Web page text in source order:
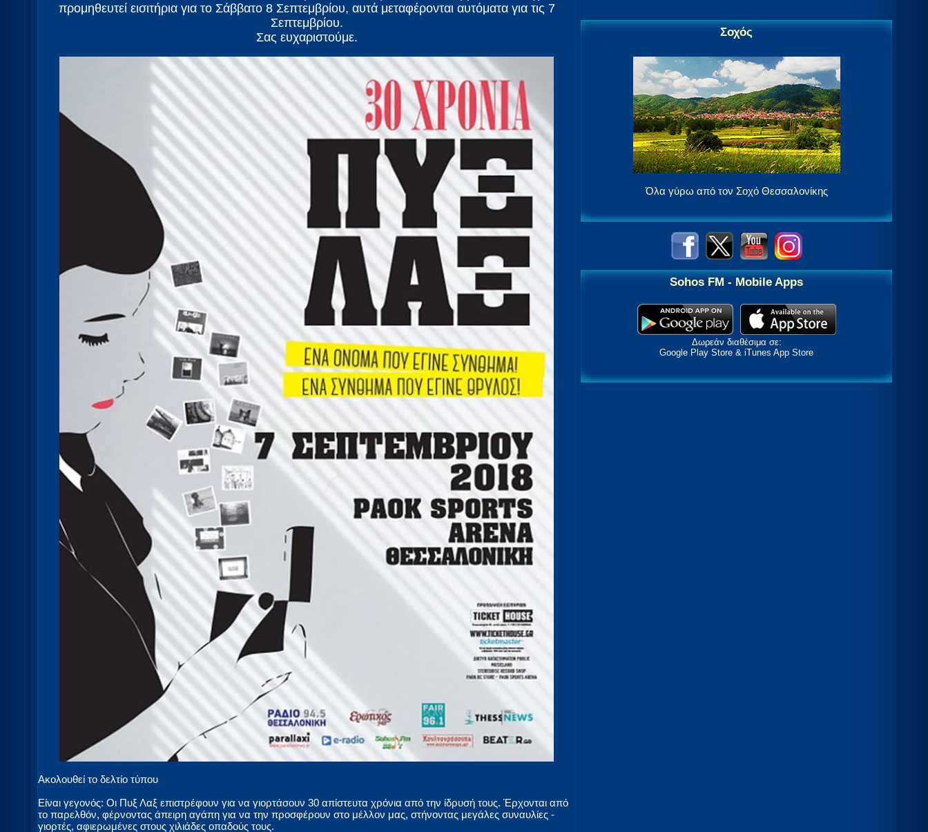
προμηθευτεί εισιτήρια για το Σάββατο 8 Σεπτεμβρίου, αυτά μεταφέρονται αυτόματα για τις 7
Σεπτεμβρίου.
Σας ευχαριστούμε.
Ακολουθεί το δελτίο τύπου
Είναι γεγονός: Οι Πυξ Λαξ επιστρέφουν για να γιορτάσουν 30 απίστευτα χρόνια από την ίδρυσή τους. Έρχονται από
το παρελθόν, φέρνοντας άπειρη αγάπη για να την προσφέρουν στο μέλλον μας, στήνοντας μεγάλες συναυλίες -
γιορτές, αφιερωμένες στους χιλιάδες οπαδούς τους.
Σοχός
Όλα γύρω από τον Σοχό Θεσσαλονίκης
Sohos FM - Mobile Apps
Δωρεάν διαθέσιμα σε:
Google Play Store & iTunes App Store